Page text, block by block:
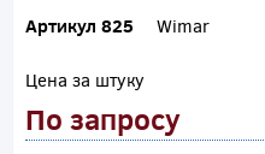
Артикул 825 Wimar
Цена за штуку
По запросу